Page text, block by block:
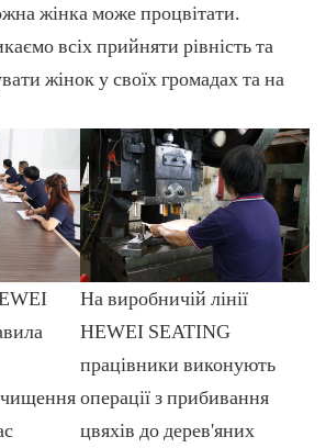
жінка може процвітати.
всіх прийняти рівність та
жінок у своїх громадах та на
На виробничій лінії
HEWEI SEATING
працівники виконують
операції з прибивання
цвяхів до дерев'яних